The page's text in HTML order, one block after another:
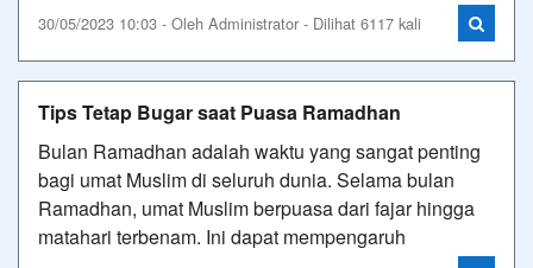
30/05/2023 10:03 - Oleh Administrator - Dilihat 6117 kali
Tips Tetap Bugar saat Puasa Ramadhan
Bulan Ramadhan adalah waktu yang sangat penting
bagi umat Muslim di seluruh dunia. Selama bulan
Ramadhan, umat Muslim berpuasa dari fajar hingga
matahari terbenam. Ini dapat mempengaruh